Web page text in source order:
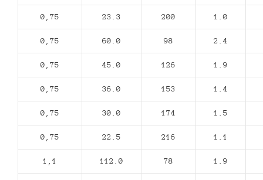
0,75 23.3 200 1.0
0,75 60.0 98 2.4
0,75 45.0 126 1.9
0,75 36.0 153 1.4
0,75 30.0 174 1.5
0,75 22.5 216 1.1
1,1 112.0 78 1.9